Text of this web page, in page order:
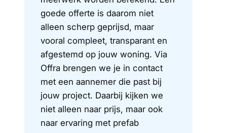
goede offerte is daarom niet
alleen scherp geprijsd, maar
vooral compleet, transparant en
afgestemd op jouw woning. Via
Offra brengen we je in contact
met een aannemer die past bij
jouw project. Daarbij kijken we
niet alleen naar prijs, maar ook
naar ervaring met prefab